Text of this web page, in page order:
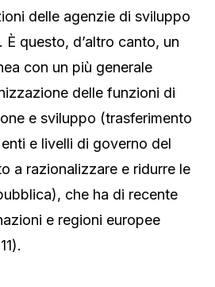
delle agenzie di sviluppo
questo, d’altro canto, un
con un più generale
delle funzioni di
e sviluppo (trasferimento
e livelli di governo del
a razionalizzare e ridurre le
che ha di recente
e regioni europee